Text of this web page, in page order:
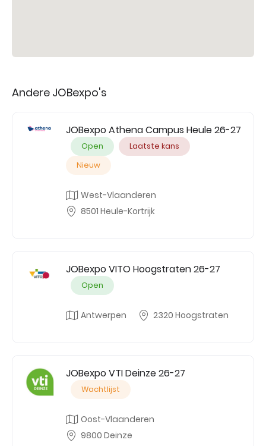
Andere JOBexpo's
JOBexpo Athena Campus Heule 26-27
Open
Laatste kans
Nieuw
West-Vlaanderen
8501 Heule-Kortrijk
JOBexpo VITO Hoogstraten 26-27
Open
Antwerpen 2320 Hoogstraten
JOBexpo VTI Deinze 26-27
Wachtlijst
Oost-Vlaanderen
9800 Deinze